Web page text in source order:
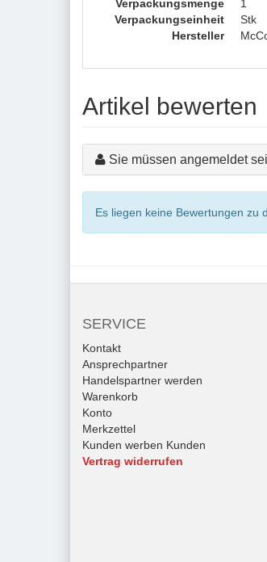
Verpackungsmenge
1
Verpackungseinheit
Stk
Hersteller
Artikel bewerten
Sie müssen angemeldet
Es liegen keine Bewertungen zu
SERVICE
Kontakt
Ansprechpartner
Handelspartner werden
Warenkorb
Konto
Merkzettel
Kunden werben Kunden
Vertrag widerrufen